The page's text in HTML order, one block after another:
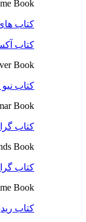
Book
کتاب
کتاب
Book
کتاب نیو
Book
کتاب
Book
کتاب
Book
کتاب